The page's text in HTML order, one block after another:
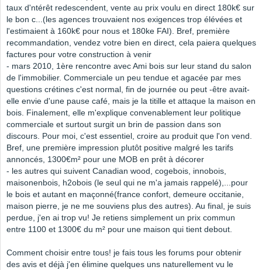
taux d'ntérêt redescendent, vente au prix voulu en direct 180k€ sur
le bon c...(les agences trouvaient nos exigences trop élévées et
l'estimaient à 160k€ pour nous et 180ke FAI). Bref, première
recommandation, vendez votre bien en direct, cela paiera quelques
factures pour votre construction à venir
- mars 2010, 1ère rencontre avec Ami bois sur leur stand du salon
de l'immobilier. Commerciale un peu tendue et agacée par mes
questions crétines c'est normal, fin de journée ou peut -être avait-
elle envie d'une pause café, mais je la titille et attaque la maison en
bois. Finalement, elle m'explique convenablement leur politique
commerciale et surtout surgit un brin de passion dans son
discours. Pour moi, c'est essentiel, croire au produit que l'on vend.
Bref, une première impression plutôt positive malgré les tarifs
annoncés, 1300€m² pour une MOB en prêt à décorer
- les autres qui suivent Canadian wood, cogebois, innobois,
maisonenbois, h2obois (le seul qui ne m'a jamais rappelé),...pour
le bois et autant en maçonné(france confort, demeure occitanie,
maison pierre, je ne me souviens plus des autres). Au final, je suis
perdue, j'en ai trop vu! Je retiens simplement un prix commun
entre 1100 et 1300€ du m² pour une maison qui tient debout.
Comment choisir entre tous! je fais tous les forums pour obtenir
des avis et déjà j'en élimine quelques uns naturellement vu le